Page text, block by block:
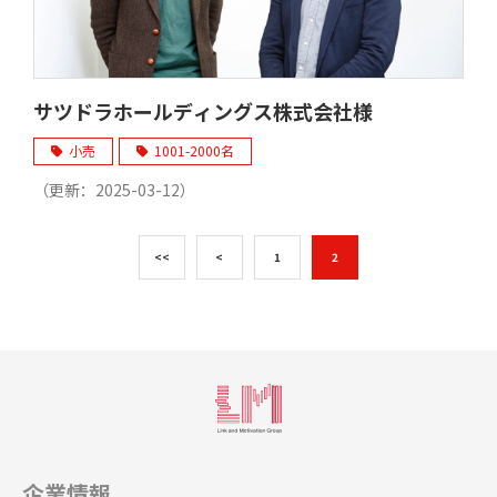
サツドラホールディングス株式会社様
小売 1001-2000名
（更新： 2025-03-12）
<< < 1 2